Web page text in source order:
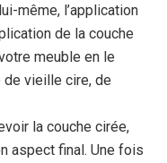
même, l’application
de la couche
meuble en le
vieille cire, de
la couche cirée,
aspect final. Une fois